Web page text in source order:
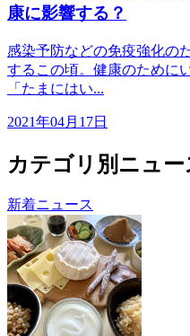
康に影響する？
感染予防などの免疫強化の
するこの頃。健康のために
「たまにはい...
2021年04月17日
カテゴリ別ニュー
新着ニュース